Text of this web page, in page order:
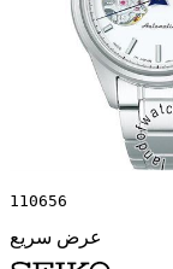
110656
عرض سريع